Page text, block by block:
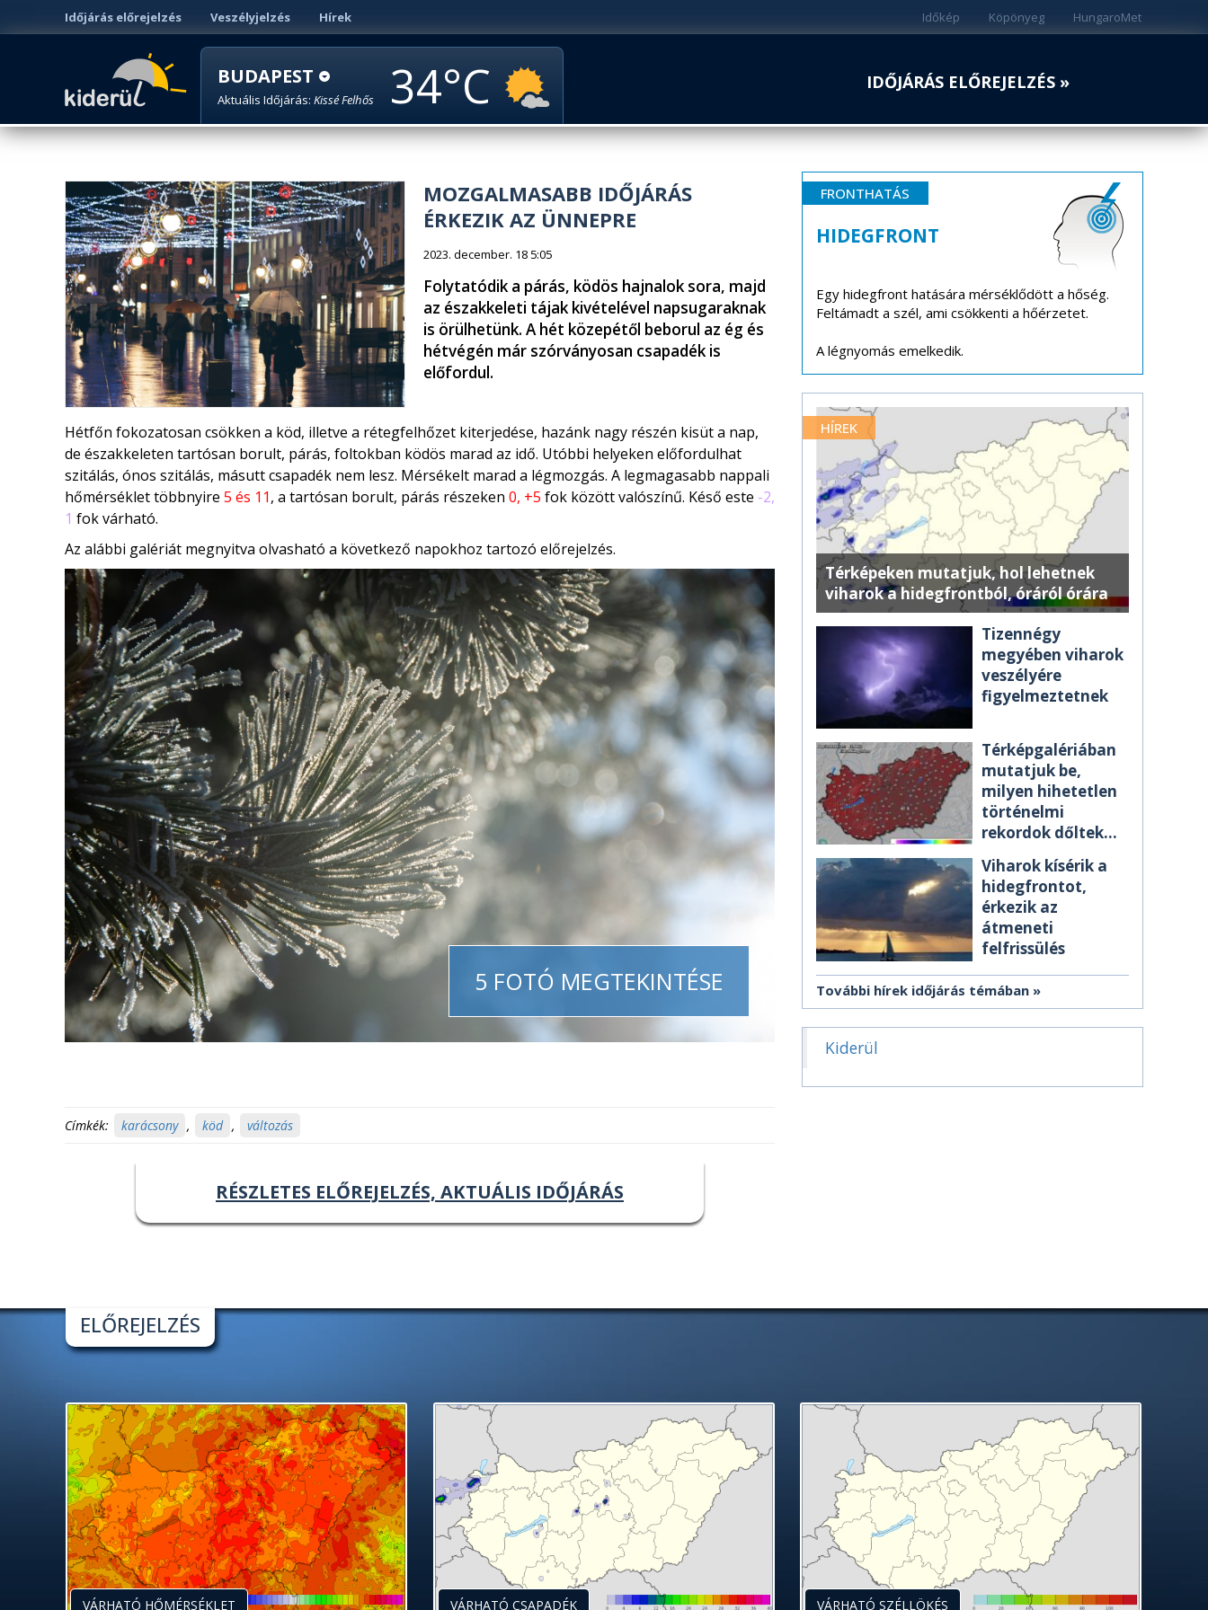
Időjárás előrejelzés Veszélyjelzés Hírek HungaroMet
Köpönyeg
Időkép
BUDAPEST
Aktuális Időjárás: Kissé Felhős 34 IDŐJÁRÁS ELŐREJELZÉS »
MOZGALMASABB IDŐJÁRÁS
ÉRKEZIK AZ ÜNNEPRE
2023. december. 18 5:05
Folytatódik a párás, ködös hajnalok sora, majd
az északkeleti tájak kivételével napsugaraknak
is örülhetünk. A hét közepétől beborul az ég és
hétvégén már szórványosan csapadék is
előfordul.
Hétfőn fokozatosan csökken a köd, illetve a rétegfelhőzet kiterjedése, hazánk nagy részén kisüt a nap,
de északkeleten tartósan borult, párás, foltokban ködös marad az idő. Utóbbi helyeken előfordulhat
szitálás, ónos szitálás, másutt csapadék nem lesz. Mérsékelt marad a légmozgás. A legmagasabb nappali
hőmérséklet többnyire 5 és 11, a tartósan borult, párás részeken 0, +5 fok között valószínű. Késő este -2,
1 fok várható.
Az alábbi galériát megnyitva olvasható a következő napokhoz tartozó előrejelzés.
5 FOTÓ MEGTEKINTÉSE
Címkék: karácsony , köd , változás
RÉSZLETES ELŐREJELZÉS, AKTUÁLIS IDŐJÁRÁS
FRONTHATÁS
HIDEGFRONT
Egy hidegfront hatására mérséklődött a hőség.
Feltámadt a szél, ami csökkenti a hőérzetet.
A légnyomás emelkedik.
HÍREK
Térképeken mutatjuk, hol lehetnek
viharok a hidegfrontból, óráról órára
Tizennégy
megyében viharok
veszélyére
figyelmeztetnek
Térképgalériában
mutatjuk be,
milyen hihetetlen
történelmi
rekordok dőltek
Viharok kísérik a
hidegfrontot,
érkezik az
átmeneti
felfrissülés
További hírek időjárás témában
Kiderül
ELŐREJELZÉS
VÁRHATÓ HŐMÉRSÉKLET VÁRHATÓ CSAPADÉK VÁRHATÓ SZÉLLÖKÉS